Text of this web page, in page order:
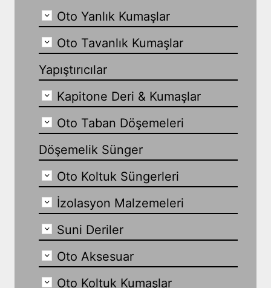
Oto Yanlık Kumaşlar
Oto Tavanlık Kumaşlar
Yapıştırıcılar
Kapitone Deri & Kumaşlar
Oto Taban Döşemeleri
Döşemelik Sünger
Oto Koltuk Süngerleri
İzolasyon Malzemeleri
Suni Deriler
Oto Aksesuar
Oto Koltuk Kumaşlar